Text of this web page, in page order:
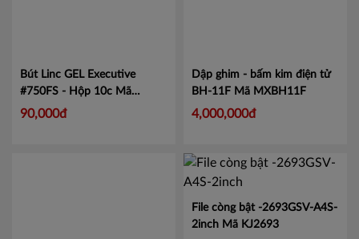
Bút Linc GEL Executive
#750FS - Hộp 10c Mã
LIN750
90,000đ
Dập ghim - bấm kim điện tử
BH-11F Mã MXBH11F
4,000,000đ
File còng bật -2693GSV-A4S-
2inch Mã KJ2693